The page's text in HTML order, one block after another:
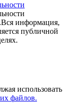
Вся информация,
публичной
использовать
файлов.